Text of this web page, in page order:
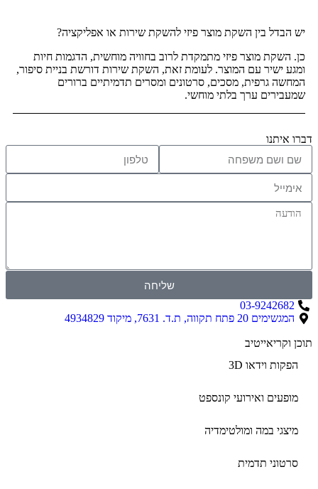
יש הבדל בין השקת מוצר פיזי להשקת שירות או אפליקציה?
כן. השקת מוצר פיזי מתמקדת לרוב בחוויה מוחשית, הדגמות חיות
ומגע ישיר עם המוצר. לעומת זאת, השקת שירות דורשת בניית סיפור,
המחשה גרפית, מסכים, סרטונים ומסרים תדמיתיים ברורים
שמעבירים ערך בלתי מוחשי.
דברו איתנו
שליחה
03-9242682
המגשימים 20 פתח תקווה, ת.ד. 7631, מיקוד 4934829
תוכן וקריאייטיב ​
הפקות וידאו 3D
מופעים ואירועי קונספט
מיצגי במה ומולטימדיה
סרטוני תדמית